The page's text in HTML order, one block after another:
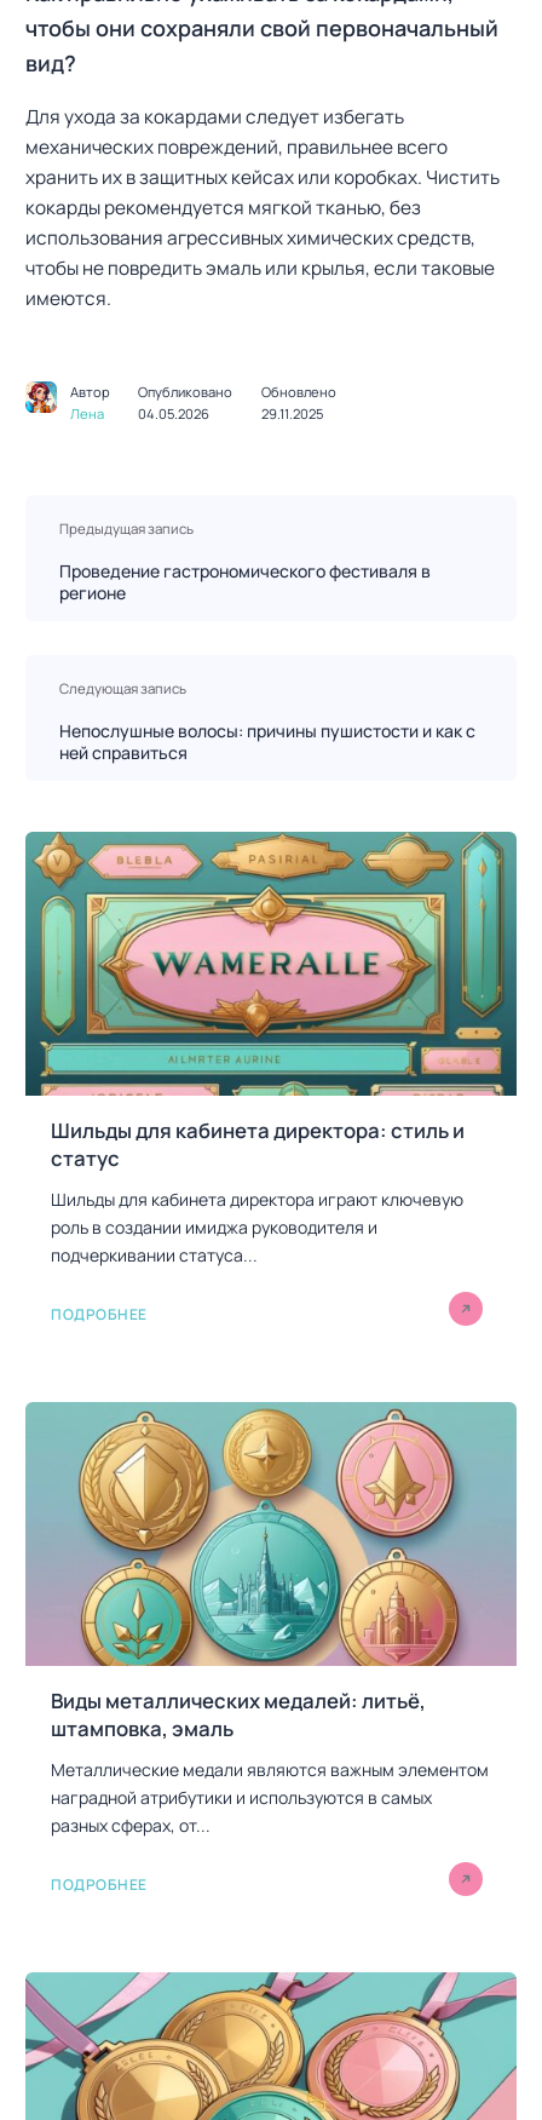
чтобы они сохраняли свой первоначальный
вид?
Для ухода за кокардами следует избегать
механических повреждений, правильнее всего
хранить их в защитных кейсах или коробках. Чистить
кокарды рекомендуется мягкой тканью, без
использования агрессивных химических средств,
чтобы не повредить эмаль или крылья, если таковые
имеются.
Автор
Лена
Опубликовано
04.05.2026
Обновлено
29.11.2025
з
а
Предыдущая запись
Проведение гастрономического фестиваля в
регионе
Следующая запись
Непослушные волосы: причины пушистости и как с
ней справиться
Шильды для кабинета директора: стиль и
статус
Шильды для кабинета директора играют ключевую
роль в создании имиджа руководителя и
подчеркивании статуса...
ПОДРОБНЕЕ
Виды металлических медалей: литьё,
штамповка, эмаль
Металлические медали являются важным элементом
наградной атрибутики и используются в самых
разных сферах, от...
ПОДРОБНЕЕ